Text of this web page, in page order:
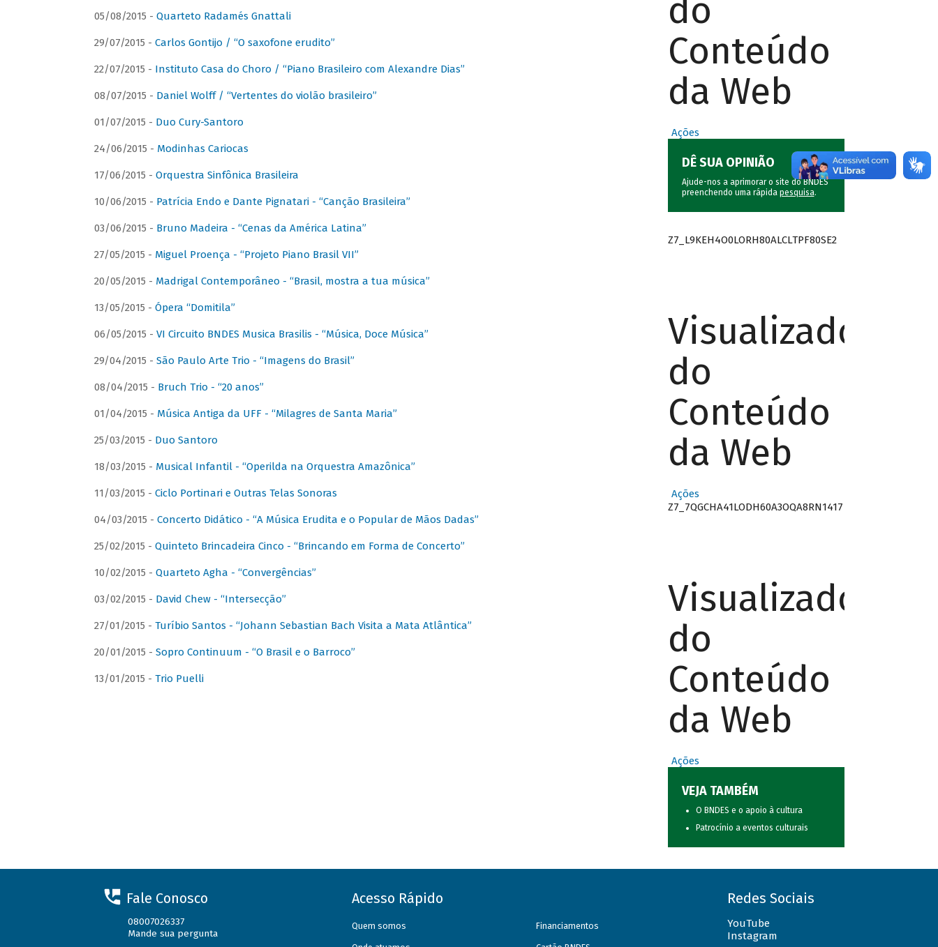
05/08/2015 - Quarteto Radamés Gnattali
29/07/2015 - Carlos Gontijo / “O saxofone erudito”
22/07/2015 - Instituto Casa do Choro / “Piano Brasileiro com Alexandre Dias”
08/07/2015 - Daniel Wolff / “Vertentes do violão brasileiro”
01/07/2015 - Duo Cury-Santoro
24/06/2015 - Modinhas Cariocas
17/06/2015 - Orquestra Sinfônica Brasileira
10/06/2015 - Patrícia Endo e Dante Pignatari - “Canção Brasileira”
03/06/2015 - Bruno Madeira - “Cenas da América Latina”
27/05/2015 - Miguel Proença - “Projeto Piano Brasil VII”
20/05/2015 - Madrigal Contemporâneo - “Brasil, mostra a tua música”
13/05/2015 - Ópera “Domitila”
06/05/2015 - VI Circuito BNDES Musica Brasilis - “Música, Doce Música”
29/04/2015 - São Paulo Arte Trio - “Imagens do Brasil”
08/04/2015 - Bruch Trio - “20 anos”
01/04/2015 - Música Antiga da UFF - “Milagres de Santa Maria”
25/03/2015 - Duo Santoro
18/03/2015 - Musical Infantil - “Operilda na Orquestra Amazônica”
11/03/2015 - Ciclo Portinari e Outras Telas Sonoras
04/03/2015 - Concerto Didático - “A Música Erudita e o Popular de Mãos Dadas”
25/02/2015 - Quinteto Brincadeira Cinco - “Brincando em Forma de Concerto”
10/02/2015 - Quarteto Agha - “Convergências”
03/02/2015 - David Chew - “Intersecção”
27/01/2015 - Turíbio Santos - “Johann Sebastian Bach Visita a Mata Atlântica”
20/01/2015 - Sopro Continuum - “O Brasil e o Barroco”
13/01/2015 - Trio Puelli
do
Conteúdo
da Web
Ações
DÊ SUA OPINIÃO
Ajude-nos a aprimorar o site do BNDES
preenchendo uma rápida pesquisa.
Z7_L9KEH4O0LORH80ALCLTPF80SE2
Visualizador
do
Conteúdo
da Web
Ações
Z7_7QGCHA41LODH60A3OQA8RN1417
Visualizador
do
Conteúdo
da Web
Ações
VEJA TAMBÉM
O BNDES e o apoio à cultura
Patrocínio a eventos culturais
Fale Conosco
08007026337
Mande sua pergunta
Acesso Rápido
Quem somos Financiamentos
Redes Sociais
YouTube
Instagram